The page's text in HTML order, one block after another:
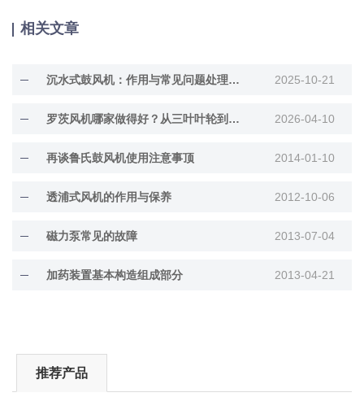
相关文章
沉水式鼓风机：作用与常见问题处理指南 2025-10-21
罗茨风机哪家做得好？从三叶叶轮到双油箱设计，看扎实功底 2026-04-10
再谈鲁氏鼓风机使用注意事顶 2014-01-10
透浦式风机的作用与保养 2012-10-06
磁力泵常见的故障 2013-07-04
加药装置基本构造组成部分 2013-04-21
推荐产品